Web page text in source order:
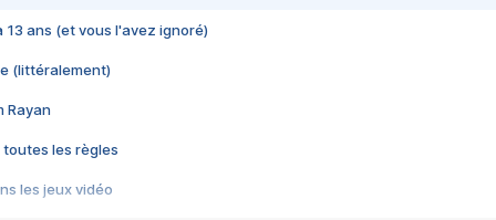
13 ans (et vous l'avez ignoré)
(littéralement)
Rayan
toutes les règles
les jeux vidéo